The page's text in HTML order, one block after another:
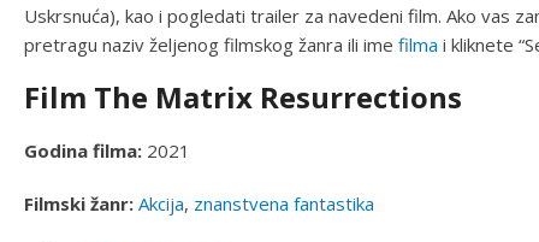
Uskrsnuća), kao i pogledati trailer za navedeni film. Ako vas
pretragu naziv željenog filmskog žanra ili ime filma i kliknete
Film The Matrix Resurrections
Godina filma: 2021
Filmski žanr: Akcija, znanstvena fantastika